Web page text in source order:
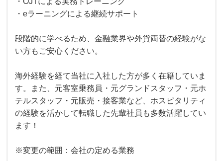
・eラーニングによる継続サポート
段階的に学べるため、金融業界や外貨両替の経験がな
い方もご安心ください。
海外経験を経て当社に入社した方が多く在籍していま
す。また、元客室乗務員・元グランドスタッフ・元ホ
テルスタッフ・元販売・接客業など、ホスピタリティ
の経験を活かして転職した先輩社員も多数活躍してい
ます！
※変更の範囲：会社の定める業務